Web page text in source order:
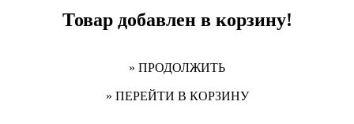
Товар добавлен в корзину!
» ПРОДОЛЖИТЬ
» ПЕРЕЙТИ В КОРЗИНУ